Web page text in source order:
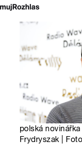
polská
Frydryszak |